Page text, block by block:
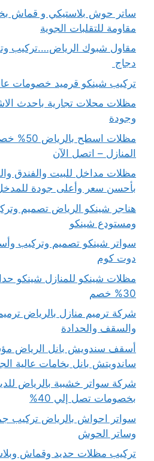
ساتر حوش بلاستيكي و قماش
مقاومة للتقلبات الجوية
مقاول شبوك الرياض….تركيب
دجاج
تركيب شينكو قرميد خصومات
مظلات محلات تجارية باحدث
وجودة
مظلات
المنازل – اتصل الآن
مظلات مداخل للبيت والفندق
بأحسن سعر وأعلى جودة
هناجر شينكو الرياض تصميم
ومستودع شينكو
سواتر شينكو تصميم وتركيب
دوت كوم
مظلات شينكو للمنازل شينكو
30% خصم
شركة ترميم منازل بالرياض
والسقف والحدادة
أسقف سندويش بانل الرياض
ساندويتش بانل بخامات عالية
شركة سواتر خشبية بالرياض
بخصومات تصل إلي 40%
سواتر احواش بالرياض تركيب
وساتر الحوش
تركيب مظلات حديد وقماش